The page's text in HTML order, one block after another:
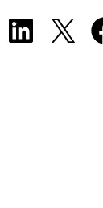
Share on LinkedIn
Share on X